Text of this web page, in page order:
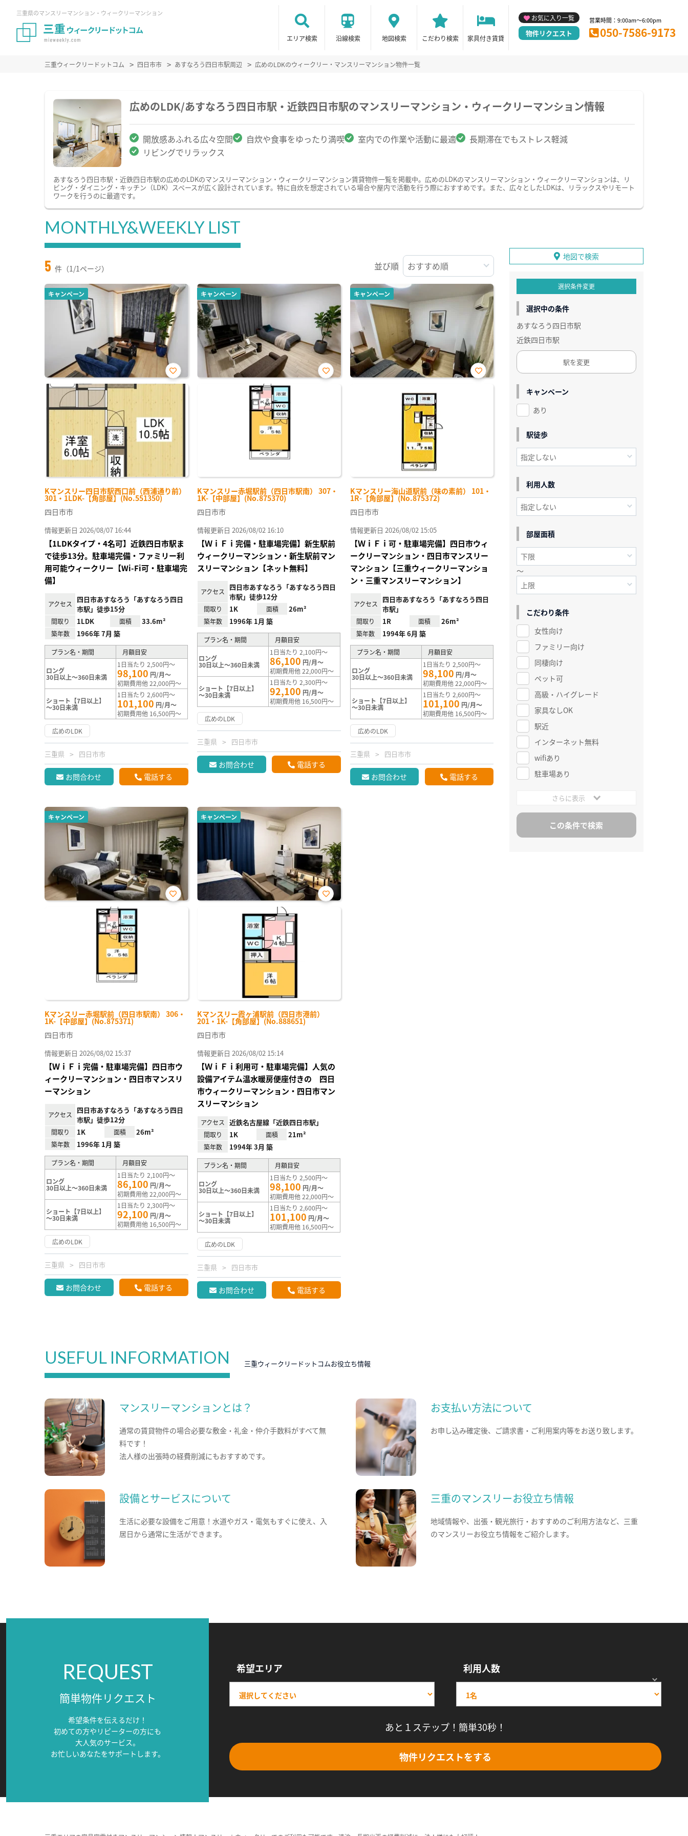
三重県のマンスリーマンション・ウィークリーマンション
エリア検索 沿線検索 地図検索 こだわり検索 家具付き賃貸
お気に入り一覧
物件リクエスト
営業時間：9:00am～6:00pm
050-7586-9173
三重ウィークリードットコム 四日市市 あすなろう四日市駅周辺 広めのLDKのウィークリー・マンスリーマンション物件一覧
広めのLDK/あすなろう四日市駅・近鉄四日市駅のマンスリーマンション・ウィークリーマンション情報
開放感あふれる広々空間 自炊や食事をゆったり満喫 室内での作業や活動に最適
長期滞在でもストレス軽減
リビングでリラックス
あすなろう四日市駅・近鉄四日市駅の広めのLDKのマンスリーマンション・ウィークリーマンション賃貸物件一覧を掲載中。広めのLDKのマンスリーマンション・ウィークリーマンションは、リ
ビング・ダイニング・キッチン（LDK）スペースが広く設計されています。特に自炊を想定されている場合や屋内で活動を行う際におすすめです。また、広々としたLDKは、リラックスやリモート
ワークを行うのに最適です。
MONTHLY&WEEKLY LIST
5 件（1/1ページ） 並び順
キャンペーン
Kマンスリー四日市駅西口前（西浦通り前）
301・1LDK-【角部屋】(No.551350)
お気
四日市市
情報更新日 2026/08/07 16:44
【1LDKタイプ・4名可】近鉄四日市駅ま
で徒歩13分。駐車場完備・ファミリー利
用可能ウィークリー【Wi-Fi可・駐車場完
備】
アクセス
四日市あすなろう「あすなろう四日
市駅」徒歩15分
間取り 1LDK 面積 33.6m²
築年数 1966年 7月 築
プラン名・期間 月額目安
ロング
30日以上～360日未満
1日当たり 2,500円～
98,100 円/月～
初期費用他 22,000円～
ショート【7日以上】
～30日未満
1日当たり 2,600円～
101,100 円/月～
初期費用他 16,500円～
広めのLDK
三重県 四日市市
お問合わせ 電話する
キャンペーン
Kマンスリー赤堀駅前（四日市駅南） 307・
1K-【中部屋】(No.875370)
お気
四日市市
情報更新日 2026/08/02 16:10
【ＷｉＦｉ完備・駐車場完備】新生駅前
ウィークリーマンション・新生駅前マン
スリーマンション【ネット無料】
アクセス
四日市あすなろう「あすなろう四日
市駅」徒歩12分
間取り 1K 面積 26m²
築年数 1996年 1月 築
プラン名・期間 月額目安
ロング
30日以上～360日未満
1日当たり 2,100円～
86,100 円/月～
初期費用他 22,000円～
ショート【7日以上】
～30日未満
1日当たり 2,300円～
92,100 円/月～
初期費用他 16,500円～
広めのLDK
三重県 四日市市
お問合わせ 電話する
キャンペーン
Kマンスリー海山道駅前（味の素前） 101・
1R-【角部屋】(No.875372)
お気
四日市市
情報更新日 2026/08/02 15:05
【ＷｉＦｉ可・駐車場完備】四日市ウィ
ークリーマンション・四日市マンスリー
マンション【三重ウィークリーマンショ
ン・三重マンスリーマンション】
アクセス
四日市あすなろう「あすなろう四日
市駅」
間取り 1R 面積 26m²
築年数 1994年 6月 築
プラン名・期間 月額目安
ロング
30日以上～360日未満
1日当たり 2,500円～
98,100 円/月～
初期費用他 22,000円～
ショート【7日以上】
～30日未満
1日当たり 2,600円～
101,100 円/月～
初期費用他 16,500円～
広めのLDK
三重県 四日市市
お問合わせ 電話する
キャンペーン
Kマンスリー赤堀駅前（四日市駅南） 306・
1K-【中部屋】(No.875371)
お気
四日市市
情報更新日 2026/08/02 15:37
【ＷｉＦｉ完備・駐車場完備】四日市ウ
ィークリーマンション・四日市マンスリ
ーマンション
アクセス
四日市あすなろう「あすなろう四日
市駅」徒歩12分
間取り 1K 面積 26m²
築年数 1996年 1月 築
プラン名・期間 月額目安
ロング
30日以上～360日未満
1日当たり 2,100円～
86,100 円/月～
初期費用他 22,000円～
ショート【7日以上】
～30日未満
1日当たり 2,300円～
92,100 円/月～
初期費用他 16,500円～
広めのLDK
三重県 四日市市
お問合わせ 電話する
キャンペーン
Kマンスリー霞ヶ浦駅前（四日市港前）
201・1K-【角部屋】(No.888651)
お気
四日市市
情報更新日 2026/08/02 15:14
【ＷｉＦｉ利用可・駐車場完備】人気の
設備アイテム温水暖房便座付きの 四日
市ウィークリーマンション・四日市マン
スリーマンション
アクセス 近鉄名古屋線「近鉄四日市駅」
間取り 1K 面積 21m²
築年数 1994年 3月 築
プラン名・期間 月額目安
ロング
30日以上～360日未満
1日当たり 2,500円～
98,100 円/月～
初期費用他 22,000円～
ショート【7日以上】
～30日未満
1日当たり 2,600円～
101,100 円/月～
初期費用他 16,500円～
広めのLDK
三重県 四日市市
お問合わせ 電話する
地図で検索
選択条件変更
選択中の条件
あすなろう四日市駅
近鉄四日市駅
駅を変更
キャンペーン
あり
駅徒歩
利用人数
部屋面積
～
こだわり条件
女性向け
ファミリー向け
同棲向け
ペット可
高級・ハイグレード
家具なしOK
駅近
インターネット無料
wifiあり
駐車場あり
さらに表示
USEFUL INFORMATION 三重ウィークリードットコムお役立ち情報
マンスリーマンションとは？
通常の賃貸物件の場合必要な敷金・礼金・仲介手数料がすべて無
料です！
法人様の出張時の経費削減にもおすすめです。
お支払い方法について
お申し込み確定後、ご請求書・ご利用案内等をお送り致します。
設備とサービスについて
生活に必要な設備をご用意！水道やガス・電気もすぐに使え、入
居日から通常に生活ができます。
三重のマンスリーお役立ち情報
地域情報や、出張・観光旅行・おすすめのご利用方法など、三重
のマンスリーお役立ち情報をご紹介します。
REQUEST
簡単物件リクエスト
希望条件を伝えるだけ！
初めての方やリピーターの方にも
大人気のサービス。
お忙しいあなたをサポートします。
希望エリア 利用人数
あと１ステップ！簡単30秒！
物件リクエストをする